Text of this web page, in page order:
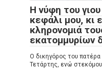
Η νύφη του
κεφάλι μου, κι
κληρονομιά
εκατομμυρίων
Ο δικηγόρος του
Τετάρτης, ενώ